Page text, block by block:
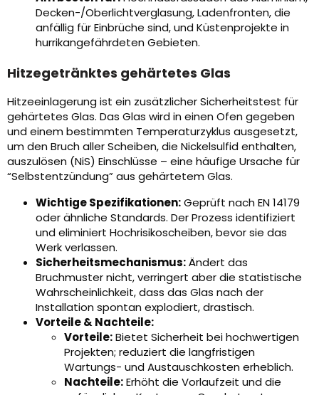
Decken-/Oberlichtverglasung, Ladenfronten, die
anfällig für Einbrüche sind, und Küstenprojekte in
hurrikangefährdeten Gebieten.
Hitzegetränktes gehärtetes Glas
Hitzeeinlagerung ist ein zusätzlicher Sicherheitstest für
gehärtetes Glas. Das Glas wird in einen Ofen gegeben
und einem bestimmten Temperaturzyklus ausgesetzt,
um den Bruch aller Scheiben, die Nickelsulfid enthalten,
auszulösen (NiS) Einschlüsse – eine häufige Ursache für
“Selbstentzündung” aus gehärtetem Glas.
Wichtige Spezifikationen:Geprüft nach EN 14179
oder ähnliche Standards. Der Prozess identifiziert
und eliminiert Hochrisikoscheiben, bevor sie das
Werk verlassen.
Sicherheitsmechanismus:Ändert das
Bruchmuster nicht, verringert aber die statistische
Wahrscheinlichkeit, dass das Glas nach der
Installation spontan explodiert, drastisch.
Vorteile & Nachteile:
Vorteile:Bietet Sicherheit bei hochwertigen
Projekten; reduziert die langfristigen
Wartungs- und Austauschkosten erheblich.
Nachteile:Erhöht die Vorlaufzeit und die